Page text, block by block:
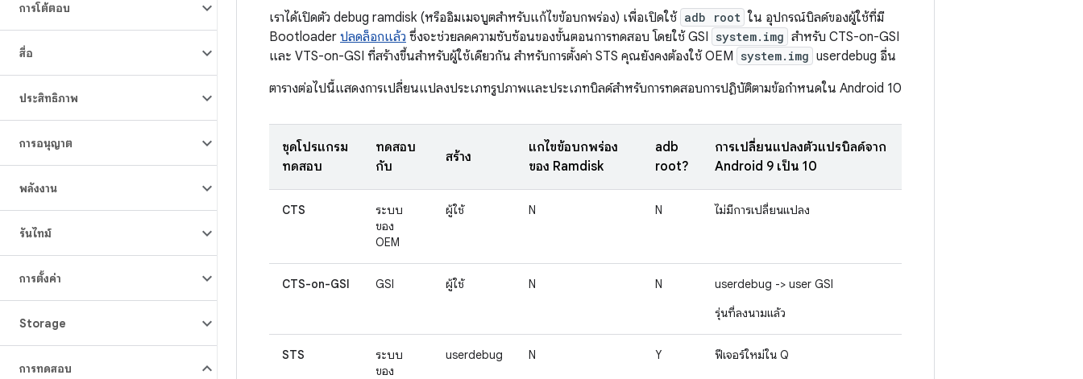
การโต้ตอบ
สื่อ
ประสิทธิภาพ
การอนุญาต
พลังงาน
รันไทม์
การตั้งค่า
Storage
การทดสอบ
เราได้เปิดตัว debug ramdisk (หรืออิมเมจบูตสำหรับแก้ไขข้อบกพร่อง) เพื่อเปิดใช้ adb root ใน อุปกรณ์บิลด์ของผู้ใช้ที่มี
Bootloader ปลดล็อกแล้ว ซึ่งจะช่วยลดความซับซ้อนของขั้นตอนการทดสอบ โดยใช้ GSI system.img สำหรับ CTS-on-GSI
และ VTS-on-GSI ที่สร้างขึ้นสำหรับผู้ใช้เดียวกัน สำหรับการตั้งค่า STS คุณยังคงต้องใช้ OEM system.img userdebug อื่น
ตารางต่อไปนี้แสดงการเปลี่ยนแปลงประเภทรูปภาพและประเภทบิลด์สำหรับการทดสอบการปฏิบัติตามข้อกำหนดใน Android 10
ชุดโปรแกรม
ทดสอบ
ทดสอบ
กับ
สร้าง
แก้ไขข้อบกพร่อง
ของ Ramdisk
adb
root?
การเปลี่ยนแปลงตัวแปรบิลด์จาก
Android 9 เป็น 10
CTS
ระบบ
ของ
OEM
ผู้ใช้ N N ไม่มีการเปลี่ยนแปลง
CTS-on-GSI GSI ผู้ใช้ N N
userdebug -> user GSI
รุ่นที่ลงนามแล้ว
STS
ระบบ
ของ
userdebug N Y ฟีเจอร์ใหม่ใน Q